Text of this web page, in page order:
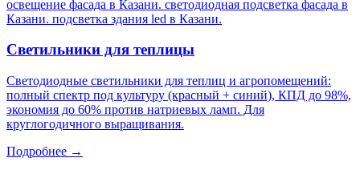
освещение фасада в Казани. светодиодная подсветка фасада в
Казани. подсветка здания led в Казани.
Светильники для теплицы
Светодиодные светильники для теплиц и агропомещений:
полный спектр под культуру (красный + синий), КПД до 98%,
экономия до 60% против натриевых ламп. Для
круглогодичного выращивания.
Подробнее →